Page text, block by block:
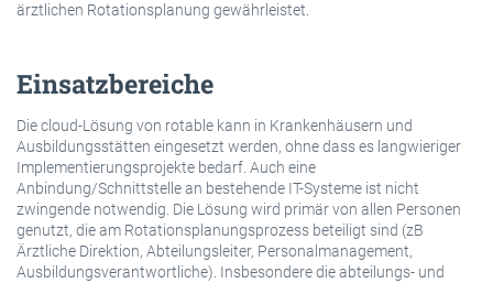
ärztlichen Rotationsplanung gewährleistet.
Einsatzbereiche
Die cloud-Lösung von rotable kann in Krankenhäusern und
Ausbildungsstätten eingesetzt werden, ohne dass es langwieriger
Implementierungsprojekte bedarf. Auch eine
Anbindung/Schnittstelle an bestehende IT-Systeme ist nicht
zwingende notwendig. Die Lösung wird primär von allen Personen
genutzt, die am Rotationsplanungsprozess beteiligt sind (zB
Ärztliche Direktion, Abteilungsleiter, Personalmanagement,
Ausbildungsverantwortliche). Insbesondere die abteilungs- und